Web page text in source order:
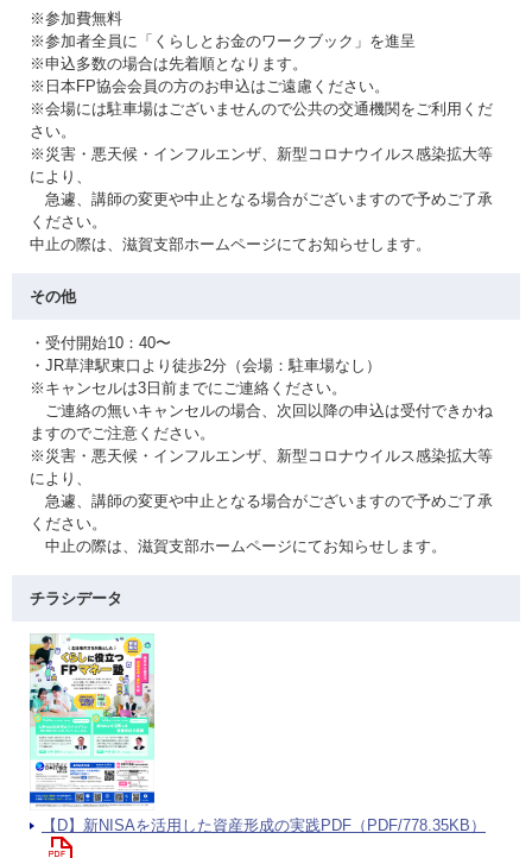
※参加費無料
※参加者全員に「くらしとお金のワークブック」を進呈
※申込多数の場合は先着順となります。
※日本FP協会会員の方のお申込はご遠慮ください。
※会場には駐車場はございませんので公共の交通機関をご利用くだ
さい。
※災害・悪天候・インフルエンザ、新型コロナウイルス感染拡大等
により、
急遽、講師の変更や中止となる場合がございますので予めご了承
ください。
中止の際は、滋賀支部ホームページにてお知らせします。
その他
・受付開始10：40〜
・JR草津駅東口より徒歩2分（会場：駐車場なし）
※キャンセルは3日前までにご連絡ください。
ご連絡の無いキャンセルの場合、次回以降の申込は受付できかね
ますのでご注意ください。
※災害・悪天候・インフルエンザ、新型コロナウイルス感染拡大等
により、
急遽、講師の変更や中止となる場合がございますので予めご了承
ください。
中止の際は、滋賀支部ホームページにてお知らせします。
チラシデータ
【D】新NISAを活用した資産形成の実践PDF（PDF/778.35KB）